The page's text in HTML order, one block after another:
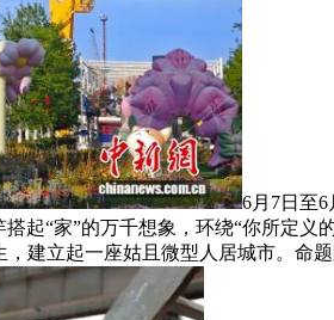
6月7日至6
“家”的万千想象，环绕“你所定义
建立起一座姑且微型人居城市。命